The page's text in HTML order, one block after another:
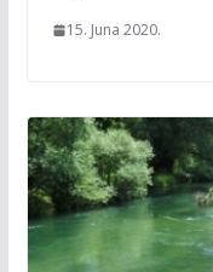
15. Juna 2020.